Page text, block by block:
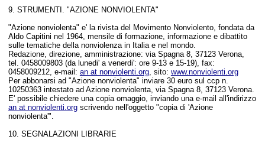
9. STRUMENTI. "AZIONE NONVIOLENTA"
"Azione nonviolenta" e' la rivista del Movimento Nonviolento, fondata da
Aldo Capitini nel 1964, mensile di formazione, informazione e dibattito
sulle tematiche della nonviolenza in Italia e nel mondo.
Redazione, direzione, amministrazione: via Spagna 8, 37123 Verona,
tel. 0458009803 (da lunedi' a venerdi': ore 9-13 e 15-19), fax:
0458009212, e-mail: an at nonviolenti.org, sito: www.nonviolenti.org
Per abbonarsi ad "Azione nonviolenta" inviare 30 euro sul ccp n.
10250363 intestato ad Azione nonviolenta, via Spagna 8, 37123 Verona.
E' possibile chiedere una copia omaggio, inviando una e-mail all'indirizzo
an at nonviolenti.orgscrivendo nell'oggetto "copia di 'Azione
nonviolenta'".
10. SEGNALAZIONI LIBRARIE